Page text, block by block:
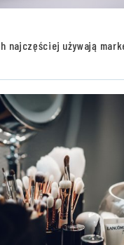
najczęściej używają